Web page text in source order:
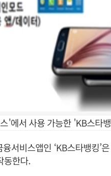
'에서 사용 가능한 'KB스타
서비스앱인 ‘KB스타뱅킹’
동한다.